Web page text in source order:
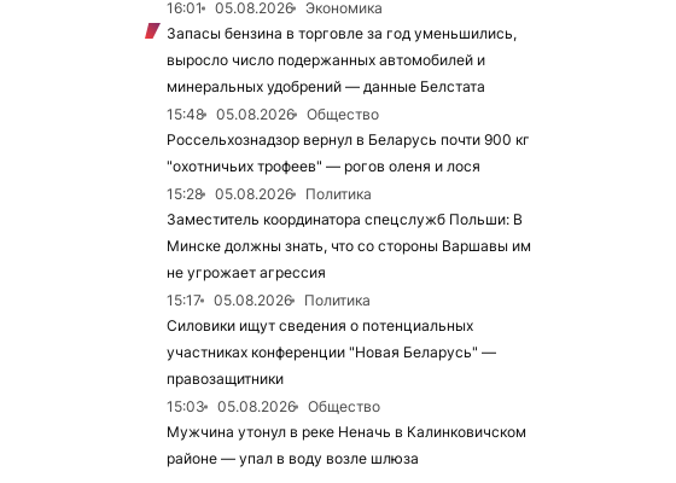
16:01
05.08.2026
Экономика
Запасы бензина в торговле за год уменьшились,
выросло число подержанных автомобилей и
минеральных удобрений — данные Белстата
15:48
05.08.2026
Общество
Россельхознадзор вернул в Беларусь почти 900 кг
"охотничьих трофеев" — рогов оленя и лося
15:28
05.08.2026
Политика
Заместитель координатора спецслужб Польши: В
Минске должны знать, что со стороны Варшавы им
не угрожает агрессия
15:17
05.08.2026
Политика
Силовики ищут сведения о потенциальных
участниках конференции "Новая Беларусь" —
правозащитники
15:03
05.08.2026
Общество
Мужчина утонул в реке Неначь в Калинковичском
районе — упал в воду возле шлюза